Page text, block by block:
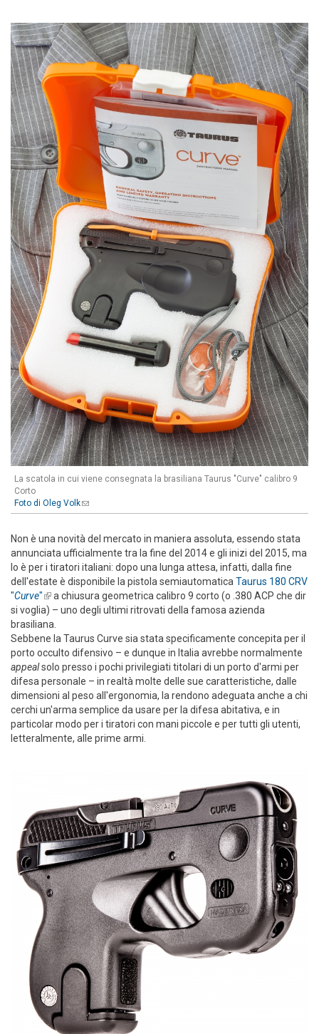
La scatola in cui viene consegnata la brasiliana Taurus "Curve" calibro 9
Corto
Foto di Oleg Volk(link sends e-mail)
Non è una novità del mercato in maniera assoluta, essendo stata
annunciata ufficialmente tra la fine del 2014 e gli inizi del 2015, ma
lo è per i tiratori italiani: dopo una lunga attesa, infatti, dalla fine
dell'estate è disponibile la pistola semiautomatica Taurus 180 CRV
"Curve"(link is external)
a chiusura geometrica calibro 9 corto (o .380 ACP che dir
si voglia) – uno degli ultimi ritrovati della famosa azienda
brasiliana.
Sebbene la Taurus Curve sia stata specificamente concepita per il
porto occulto difensivo – e dunque in Italia avrebbe normalmente
appealsolo presso i pochi privilegiati titolari di un porto d'armi per
difesa personale – in realtà molte delle sue caratteristiche, dalle
dimensioni al peso all'ergonomia, la rendono adeguata anche a chi
cerchi un'arma semplice da usare per la difesa abitativa, e in
particolar modo per i tiratori con mani piccole e per tutti gli utenti,
letteralmente, alle prime armi.